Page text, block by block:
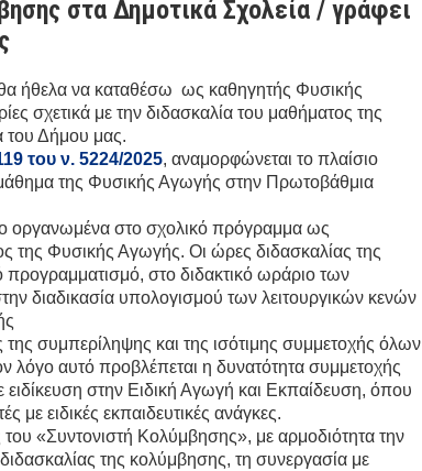
στα Δημοτικά Σχολεία / γράφει
ήθελα να καταθέσω ως καθηγητής Φυσικής
σχετικά με την διδασκαλία του μαθήματος της
του Δήμου μας.
του ν. 5224/2025, αναμορφώνεται το πλαίσιο
της Φυσικής Αγωγής στην Πρωτοβάθμια
οργανωμένα στο σχολικό πρόγραμμα ως
της Φυσικής Αγωγής. Οι ώρες διδασκαλίας της
στο διδακτικό ωράριο των
διαδικασία υπολογισμού των λειτουργικών κενών
της συμπερίληψης και της ισότιμης συμμετοχής όλων
λόγο αυτό προβλέπεται η δυνατότητα συμμετοχής
στην Ειδική Αγωγή και Εκπαίδευση, όπου
με ειδικές εκπαιδευτικές ανάγκες.
«Συντονιστή Κολύμβησης», με αρμοδιότητα την
της κολύμβησης, τη συνεργασία με